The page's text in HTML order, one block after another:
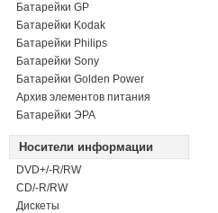
Батарейки GP
Батарейки Kodak
Батарейки Philips
Батарейки Sony
Батарейки Golden Power
Архив элементов питания
Батарейки ЭРА
Носители информации
DVD+/-R/RW
СD/-R/RW
Дискеты